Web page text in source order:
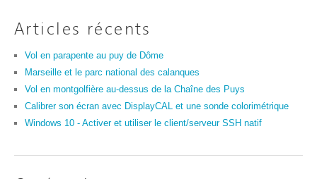
Articles récents
Vol en parapente au puy de Dôme
Marseille et le parc national des calanques
Vol en montgolfière au-dessus de la Chaîne des Puys
Calibrer son écran avec DisplayCAL et une sonde colorimétrique
Windows 10 - Activer et utiliser le client/serveur SSH natif